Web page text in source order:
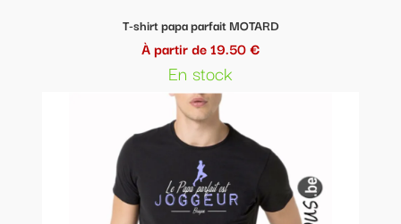
T-shirt papa parfait MOTARD
À partir de 19.50 €
En stock